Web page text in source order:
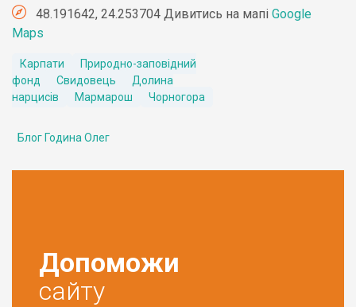
48.191642, 24.253704 Дивитись на мапі Google
Maps
Карпати
Природно-заповідний
фонд
Свидовець
Долина
нарцисів
Мармарош Чорногора
Блог Година Олег
Допоможи
сайту